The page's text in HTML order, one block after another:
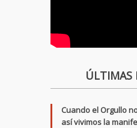
ÚLTIMAS
Cuando el Orgullo
así vivimos la